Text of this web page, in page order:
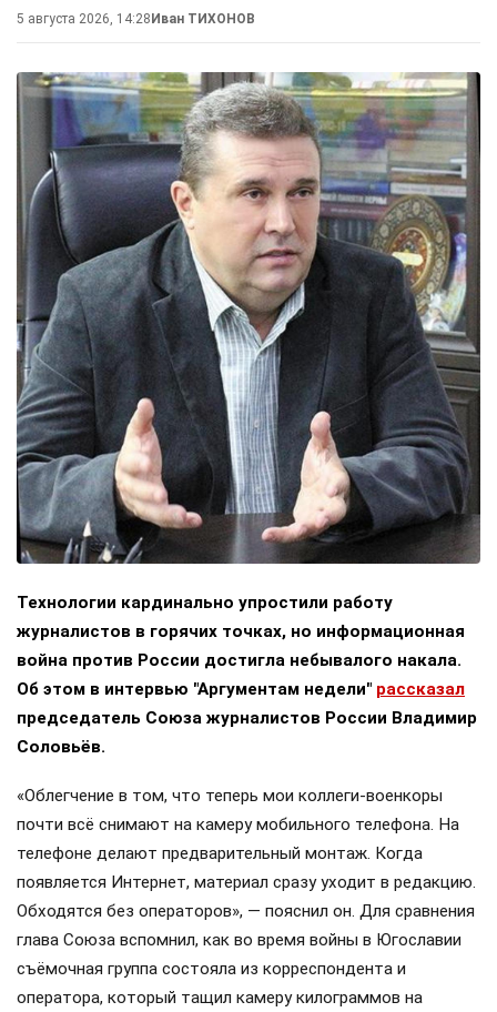
5 августа 2026, 14:28Иван ТИХОНОВ
Технологии кардинально упростили работу
журналистов в горячих точках, но информационная
война против России достигла небывалого накала.
Об этом в интервью "Аргументам недели" рассказал
председатель Союза журналистов России Владимир
Соловьёв.
«Облегчение в том, что теперь мои коллеги-военкоры
почти всё снимают на камеру мобильного телефона. На
телефоне делают предварительный монтаж. Когда
появляется Интернет, материал сразу уходит в редакцию.
Обходятся без операторов», — пояснил он. Для сравнения
глава Союза вспомнил, как во время войны в Югославии
съёмочная группа состояла из корреспондента и
оператора, который тащил камеру килограммов на